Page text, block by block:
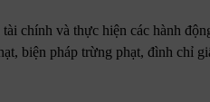
chính và thực hiện các hành
biện pháp trừng phạt, đình chỉ